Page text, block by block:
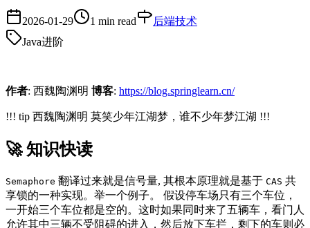
2026-01-29 1 min read
后端技术
Java进阶
作者: 西魏陶渊明 博客: https://blog.springlearn.cn/
!!! tip 西魏陶渊明 莫笑少年江湖梦，谁不少年梦江湖 !!!
🚀 知识快读
Semaphore 翻译过来就是信号量, 其根本原理就是基于 CAS 共
享锁的一种实现。举一个例子。 假设停车场只有三个车位，
一开始三个车位都是空的。这时如果同时来了五辆车，看门人
允许其中三辆不受阻碍的进入，然后放下车拦，剩下的车则必